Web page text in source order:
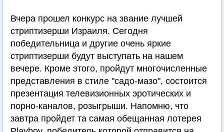
Вчера прошел конкурс на звание лучшей
стриптизерши Израиля. Сегодня
победительница и другие очень яркие
стриптизерши будут выступать на нашем
вечере. Кроме этого, пройдут многочисленные
представления в стиле "садо-мазо", состоится
презентация телевизионных эротических и
порно-каналов, розыгрыши. Напомню, что
завтра пройдет та самая обещанная лотерея